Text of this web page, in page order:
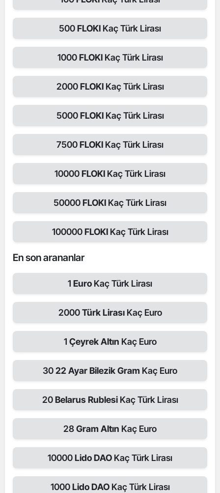
500FLOKI Kaç Türk Lirası
1000FLOKI Kaç Türk Lirası
2000FLOKI Kaç Türk Lirası
5000FLOKI Kaç Türk Lirası
7500FLOKI Kaç Türk Lirası
10000FLOKI Kaç Türk Lirası
50000FLOKI Kaç Türk Lirası
100000FLOKI Kaç Türk Lirası
En son arananlar
1 Euro Kaç Türk Lirası
2000Türk LirasıKaç Euro
1 Çeyrek Altın Kaç Euro
3022 Ayar Bilezik Gram Kaç Euro
20Belarus RublesiKaç Türk Lirası
28Gram Altın Kaç Euro
10000Lido DAO Kaç Türk Lirası
1000Lido DAO Kaç Türk Lirası